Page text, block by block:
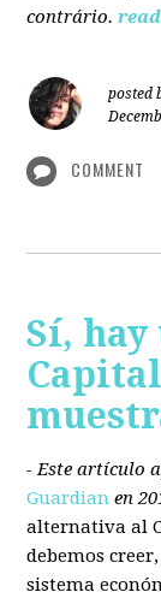
contrário.
posted
COMMENT
Sí,
- Este artículo
Guardian en
alternativa al
debemos
sistema